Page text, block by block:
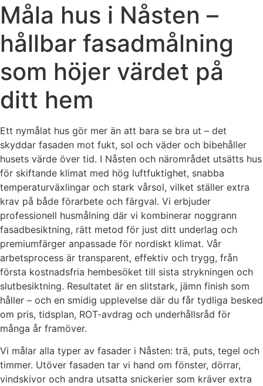
Måla hus i Nåsten –
hållbar fasadmålning
som höjer värdet på
ditt hem
Ett nymålat hus gör mer än att bara se bra ut – det
skyddar fasaden mot fukt, sol och väder och bibehåller
husets värde över tid. I Nåsten och närområdet utsätts hus
för skiftande klimat med hög luftfuktighet, snabba
temperaturväxlingar och stark vårsol, vilket ställer extra
krav på både förarbete och färgval. Vi erbjuder
professionell husmålning där vi kombinerar noggrann
fasadbesiktning, rätt metod för just ditt underlag och
premiumfärger anpassade för nordiskt klimat. Vår
arbetsprocess är transparent, effektiv och trygg, från
första kostnadsfria hembesöket till sista strykningen och
slutbesiktning. Resultatet är en slitstark, jämn finish som
håller – och en smidig upplevelse där du får tydliga besked
om pris, tidsplan, ROT-avdrag och underhållsråd för
många år framöver.
Vi målar alla typer av fasader i Nåsten: trä, puts, tegel och
timmer. Utöver fasaden tar vi hand om fönster, dörrar,
vindskivor och andra utsatta snickerier som kräver extra